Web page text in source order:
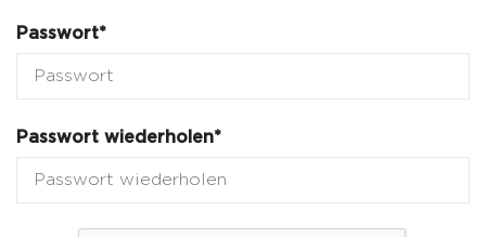
Passwort*
Passwort wiederholen*